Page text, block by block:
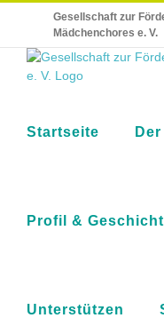
content
Gesellschaft zur
Mädchenchores e. V.
Startseite
Profil &
Unterstützen